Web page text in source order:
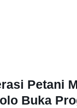
Petani
Buka